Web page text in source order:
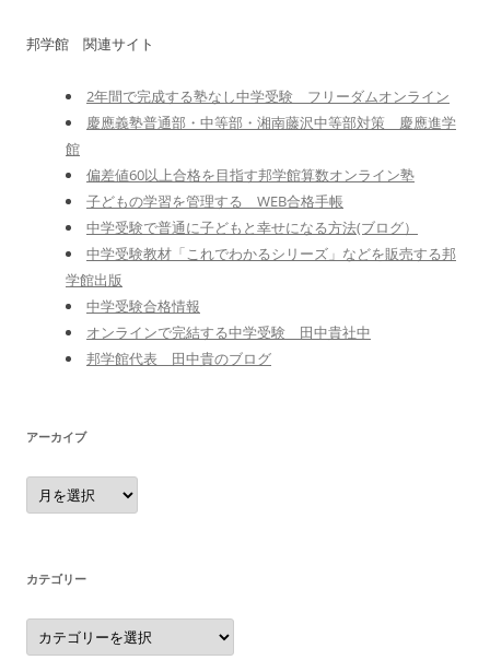
邦学館 関連サイト
2年間で完成する塾なし中学受験 フリーダムオンライン
慶應義塾普通部・中等部・湘南藤沢中等部対策 慶應進学
館
偏差値60以上合格を目指す邦学館算数オンライン塾
子どもの学習を管理する WEB合格手帳
中学受験で普通に子どもと幸せになる方法(ブログ）
中学受験教材「これでわかるシリーズ」などを販売する邦
学館出版
中学受験合格情報
オンラインで完結する中学受験 田中貴社中
邦学館代表 田中貴のブログ
アーカイブ
ア
ー
カ
カテゴリー
カ
テ
ゴ